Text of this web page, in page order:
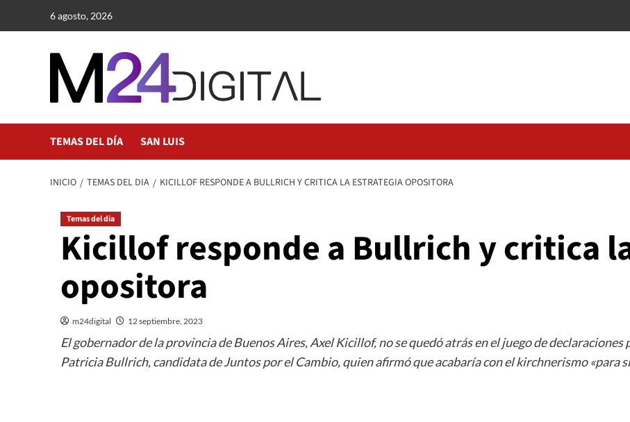
6 agosto, 2026
TEMAS DEL DÍA SAN LUIS
INICIO TEMAS DEL DIA KICILLOF RESPONDE A BULLRICH Y CRITICA LA ESTRATEGIA OPOSITORA
Temas del dia
Kicillof responde a Bullrich y critica
opositora
m24digital 12 septiembre, 2023
El gobernador de la provincia de Buenos Aires, Axel Kicillof, no se quedó atrás en el juego de
Patricia Bullrich, candidata de Juntos por el Cambio, quien afirmó que acabaría con el kirchnerismo «para